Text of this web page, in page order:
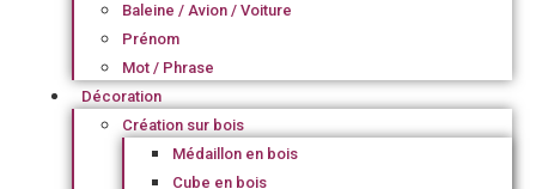
Baleine / Avion / Voiture
Prénom
Mot / Phrase
Décoration
Création sur bois
Médaillon en bois
Cube en bois